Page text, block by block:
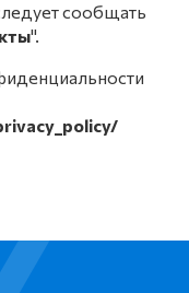
сообщать
".